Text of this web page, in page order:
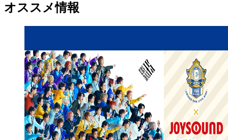
オススメ情報